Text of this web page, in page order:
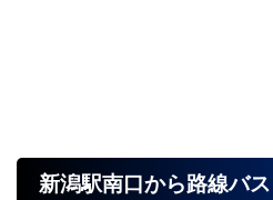
新潟駅南口から路線バス